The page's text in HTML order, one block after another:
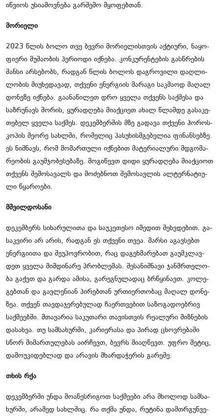
იწ­ვი­ოს უსი­ა­მოვ­ნე­ბა გარ­შე­მო მყო­ფებ­თან.
მო­რი­ე­ლი
2023 წლის ბოლო თვე ბევ­რი მო­რი­ე­ლის­თვის აქ­ტი­უ­რი, ნა­ყო­
ფი­ე­რი მუ­შა­ო­ბის პე­რი­ო­დი იქ­ნე­ბა. კონ­კუ­რენ­ტე­ბის გას­წრე­ბის
შან­სი არ­სე­ბობს, რად­გან წლის ბო­ლოს დაგ­რო­ვი­ლი დაღ­ლი­
ლო­ბის მი­უ­ხე­და­ვად, თქვე­ნი ენერ­გი­ის მა­რა­გი საკ­მა­ოდ მა­ღალ
დო­ნე­ზე იქ­ნე­ბა. გა­ა­ნა­წი­ლეთ დრო ყვე­ლა თქვენს საქ­მე­სა და
საზ­რუ­ნავს შო­რის, ყუ­რა­დღე­ბა მი­აქ­ცი­ეთ ახალ წლამ­დე გა­სა­კე­
თე­ბელ ყვე­ლა საქ­მეს. დე­კემ­ბერ­შის მზე გა­და­ვა თქვე­ნი ჰო­როს­
კო­პის მე­ო­რე სახ­ლში, რო­მე­ლიც პა­სუ­ხის­მგე­ბე­ლია ფი­ნან­სებ­ზე.
ეს ნიშ­ნავს, რომ მო­მარ­თუ­ლი იქ­ნე­ბით მა­ტე­რი­ა­ლუ­რი მდგო­მა­
რე­ო­ბის გა­უმ­ჯო­ბე­სე­ბა­ზე. მო­გი­წევთ დიდი ყუ­რა­დღე­ბა მი­აქ­ცი­ოთ
თქვენს შე­მო­სა­ვალს და მო­ძებ­ნოთ შე­მო­სავ­ლის ალ­ტერ­ნა­ტი­უ­
ლი წყა­რო­ე­ბი.
მშვილ­დო­სა­ნი
დე­კემ­ბერს სი­ხა­რუ­ლი­თა და სა­უ­კე­თე­სო იმე­დით შეხ­ვდე­ბით. გა­
საკ­ვი­რი არ არის, რად­გან ეს თქვე­ნი თვეა. მარ­სი აგავ­სებთ
ენერ­გი­ი­თა და შე­უ­პოვ­რო­ბით, რაც და­გეხ­მა­რე­ბათ გა­უმკლავ­
დეთ ყვე­ლა მიმ­დი­ნა­რე პრობ­ლე­მას. შე­სა­ნიშ­ნა­ვი ჯან­მრთე­ლო­
ბა გაქვთ და გარ­და ამი­სა, გა­რეგ­ნუ­ლა­დაც ბრწყი­ნავთ. კო­ლე­
გებ­თან და გავ­ლე­ნი­ან პი­რებ­თან ურ­თი­ერ­თო­ბაც მა­ღალ დო­ნე­
ზეა. თქვენ თავ­და­ჯე­რე­ბუ­ლად ჩა­ერ­თვე­ბით სა­ზო­გა­დო­ებ­რივ
საქ­მე­ებ­ში. მთა­ვა­რია სა­კუ­თა­რი თა­ვის­თვის რე­ა­ლუ­რი მიზ­ნე­ბის
და­სახ­ვა. თუ სამ­სა­ხურ­ში, კა­რი­ე­რა­სა და პი­რად ცხოვ­რე­ბა­ში
სწორ მი­მარ­თუ­ლე­ბას აირ­ჩევთ, ბევ­რს მი­აღ­წევთ. უფრო მე­ტიც,
და­მო­უ­კი­დებ­ლად და არა­ვის მხარ­და­ჭე­რის გა­რე­შე.
თხის რქა
დე­კემ­ბერ­ში უნდა მო­ა­წეს­რი­გოთ საქ­მე­ე­ბი არა მხო­ლოდ სამ­სა­
ხურ­ში, არა­მედ სახ­ლშიც. რა თქმა უნდა, რუ­ტი­ნა დამ­თრგუნ­ვე­